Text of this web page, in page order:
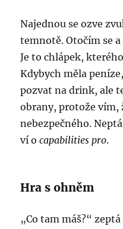
Najednou se ozve
temnotě. Otočím se
Je to chlápek,
Kdybych měla
pozvat na drink, ale
obrany, protože vím,
nebezpečného.
ví ocapabilities pro.
Hra s ohněm
„Co tam máš?“